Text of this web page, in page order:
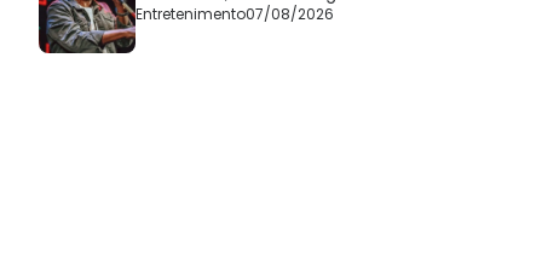
Entretenimento07/08/2026